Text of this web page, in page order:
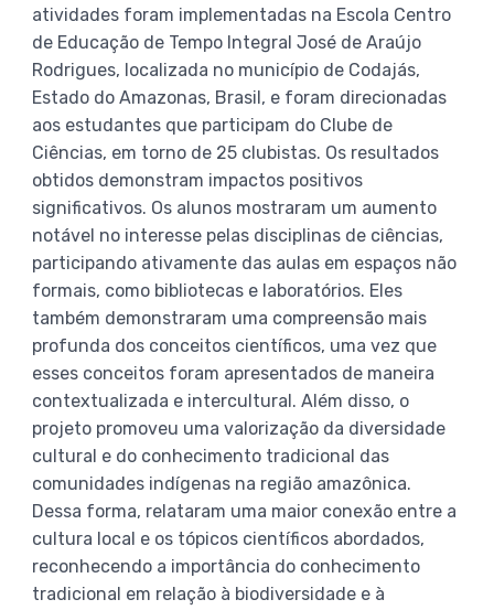
atividades foram implementadas na Escola Centro
de Educação de Tempo Integral José de Araújo
Rodrigues, localizada no município de Codajás,
Estado do Amazonas, Brasil, e foram direcionadas
aos estudantes que participam do Clube de
Ciências, em torno de 25 clubistas. Os resultados
obtidos demonstram impactos positivos
significativos. Os alunos mostraram um aumento
notável no interesse pelas disciplinas de ciências,
participando ativamente das aulas em espaços não
formais, como bibliotecas e laboratórios. Eles
também demonstraram uma compreensão mais
profunda dos conceitos científicos, uma vez que
esses conceitos foram apresentados de maneira
contextualizada e intercultural. Além disso, o
projeto promoveu uma valorização da diversidade
cultural e do conhecimento tradicional das
comunidades indígenas na região amazônica.
Dessa forma, relataram uma maior conexão entre a
cultura local e os tópicos científicos abordados,
reconhecendo a importância do conhecimento
tradicional em relação à biodiversidade e à